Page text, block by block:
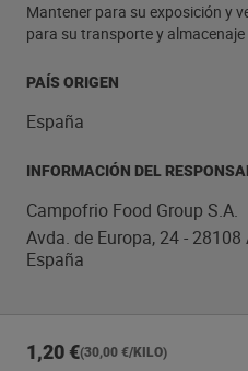
Mantener para su exposición y
para su transporte y almacenaje
PAÍS ORIGEN
España
INFORMACIÓN DEL
Campofrio Food Group S.A.
Avda. de Europa, 24 - 28108
España
1,20 €(30,00 €/KILO)